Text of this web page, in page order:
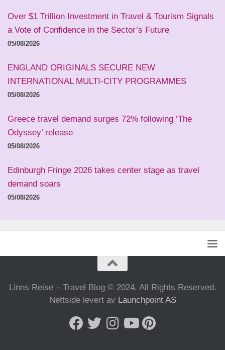
Over $1 Trillion Investment in Travel & Tourism Signals
a Vote of Confidence in the Sector’s Future
05/08/2026
ENGLAND ORIGINALS SECURE NEW
INTERNATIONAL MULTI-CITY PROGRAMMES
05/08/2026
Greece travel demand surges 72% following ‘The
Odyssey’ release
05/08/2026
Edinburgh Fringe 2026 takes center stage as travel
demand soars
05/08/2026
Linns Reise – Travel Blog © 2024. All Rights Reserved.
Nettside levert av Launchpoint AS